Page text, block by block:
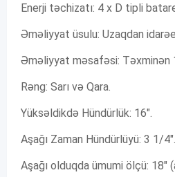
Enerji təchizatı: 4 x D tipli
Əməliyyat üsulu: Uzaqdan
Əməliyyat məsafəsi: Təxminən
Rəng: Sarı və Qara.
Yüksəldikdə Hündürlük: 16″.
Aşağı Zaman Hündürlüyü: 3 1/
Aşağı olduqda ümumi ölçü: 18″